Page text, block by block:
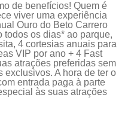
de benefícios! Quem é
viver uma experiência
Ouro do Beto Carrero
os dias* ao parque,
4 cortesias anuais para
VIP por ano + 4 Fast
atrações preferidas sem
exclusivos. A hora de ter o
entrada paga à parte
às suas atrações